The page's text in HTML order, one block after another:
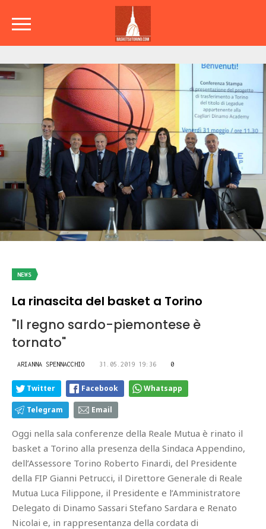
NEWS
La rinascita del basket a Torino
"Il regno sardo-piemontese è
tornato"
ARIANNA SPENNACCHIO 31.05.2019 19:36 0
Twitter Facebook Whatsapp
Telegram Email
Oggi nella sala conferenze della Reale Mutua è rinato il
basket a Torino alla presenza della Sindaca Appendino,
dell’Assessore Torino Roberto Finardi, del Presidente
della FIP Gianni Petrucci, il Direttore Generale di Reale
Mutua Luca Filippone, il Presidente e l’Amministratore
Delegato di Dinamo Sassari Stefano Sardara e Renato
Nicolai e, in rappresentanza della cordata di